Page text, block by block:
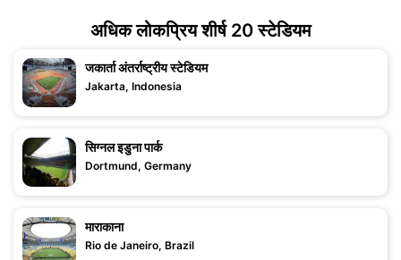
अधिक लोकप्रिय शीर्ष 20 स्टेडियम
जकार्ता अंतर्राष्ट्रीय स्टेडियम
Jakarta, Indonesia
सिग्नल इडुना पार्क
Dortmund, Germany
माराकाना
Rio de Janeiro, Brazil